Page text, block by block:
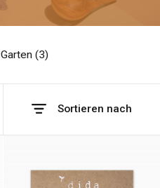
Garten (3)
Sortieren nach